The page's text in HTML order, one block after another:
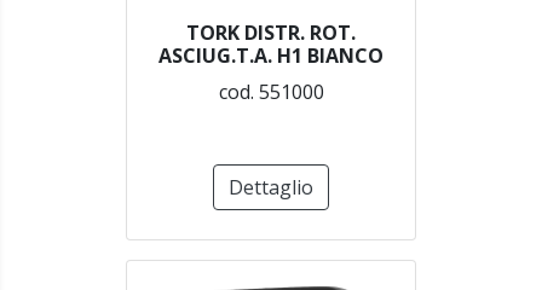
TORK DISTR. ROT.
ASCIUG.T.A. H1 BIANCO
cod. 551000
Dettaglio